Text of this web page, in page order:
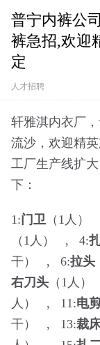
普宁内裤公
裤急招,欢迎
定
人才招聘
轩雅淇内衣厂
流沙，欢迎精
工厂生产线扩
下：
1:门卫 （1人
（1人） , 4:
干） , 6:拉头
右刀头 （1人
人） , 11:电
干） , 13:裁